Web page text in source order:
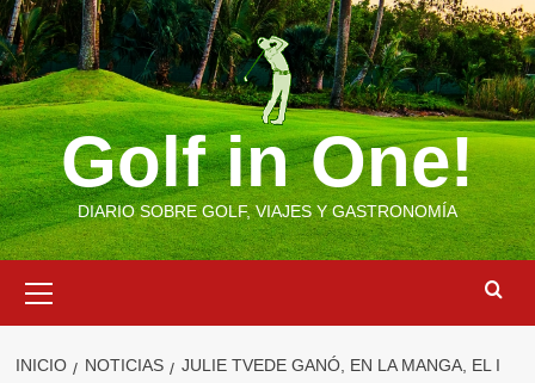
Saltar
al
contenido
Golf in One!
DIARIO SOBRE GOLF, VIAJES Y GASTRONOMÍA
primario
INICIO NOTICIAS
JULIE TVEDE GANÓ, EN LA MANGA, EL I